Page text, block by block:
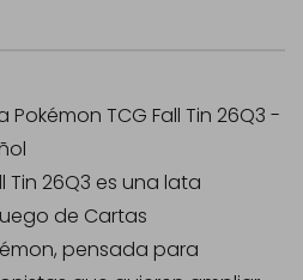
TCG Fall Tin 26Q3 -
Tin 26Q3 es una lata
de Cartas
pensada para